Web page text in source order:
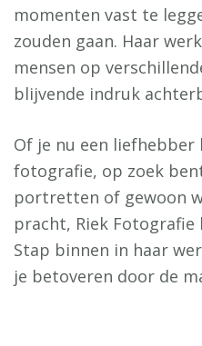
momenten vast te
zouden gaan. Haar
mensen op
blijvende indruk
Of je nu een
fotografie, op zoek
portretten of gewoon
pracht, Riek
Stap binnen in haar
je betoveren door de